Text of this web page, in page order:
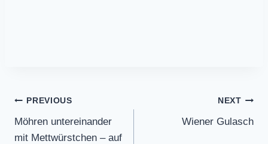
Post
navigation
PREVIOUS
Möhren untereinander
mit Mettwürstchen – auf
NEXT
Wiener Gulasch